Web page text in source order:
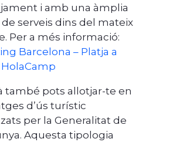
i amb una àmplia
serveis dins del mateix
Per a més informació:
Barcelona – Platja a
HolaCamp
també pots allotjar-te en
d’ús turístic
per la Generalitat de
Aquesta tipologia